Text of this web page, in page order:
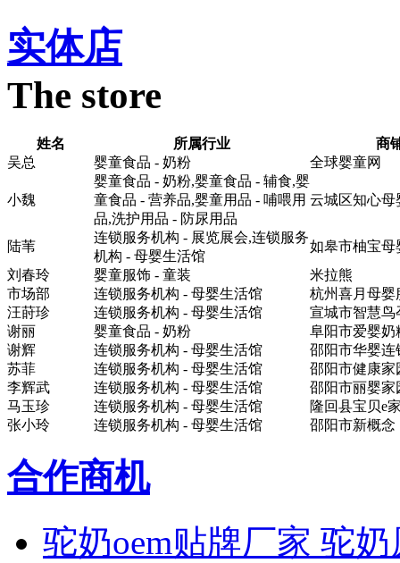
实体店
The store
姓名 所属行业
商
吴总
婴童食品 - 奶粉 全球婴童网
小魏
婴童食品 - 奶粉,婴童食品 - 辅食,婴
童食品 - 营养品,婴童用品 - 哺喂用
品,洗护用品 - 防尿用品
云城区知心母
陆苇
连锁服务机构 - 展览展会,连锁服务
机构 - 母婴生活馆
如皋市柚宝母
刘春玲
婴童服饰 - 童装
米拉熊
市场部
连锁服务机构 - 母婴生活馆
杭州喜月母婴
汪莳珍
连锁服务机构 - 母婴生活馆
宣城市智慧鸟
谢丽
婴童食品 - 奶粉
阜阳市爱婴奶
谢辉
连锁服务机构 - 母婴生活馆
邵阳市华婴连
苏菲
连锁服务机构 - 母婴生活馆
邵阳市健康家
李辉武
连锁服务机构 - 母婴生活馆
邵阳市丽婴家
马玉珍
连锁服务机构 - 母婴生活馆
隆回县宝贝e
张小玲
连锁服务机构 - 母婴生活馆 邵阳市新概念
合作商机
驼奶oem贴牌厂家 驼